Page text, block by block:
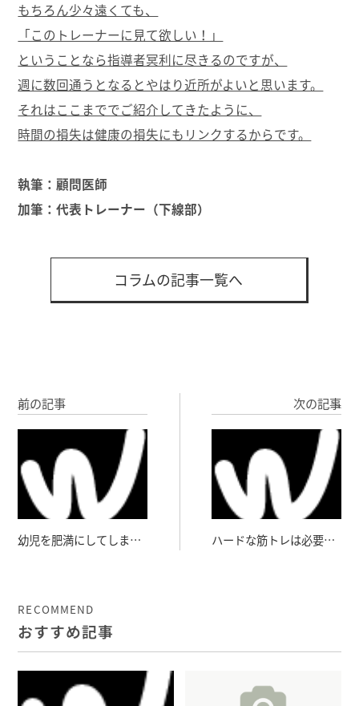
もちろん少々遠くても、
「このトレーナーに見て欲しい！」
ということなら指導者冥利に尽きるのですが、
週に数回通うとなるとやはり近所がよいと思います。
それはここまででご紹介してきたように、
時間の損失は健康の損失にもリンクするからです。
執筆：顧問医師
加筆：代表トレーナー（下線部）
コラムの記事一覧へ
前の記事
幼児を肥満にしてしまう
次の記事
ハードな筋トレは必要
RECOMMEND
おすすめ記事